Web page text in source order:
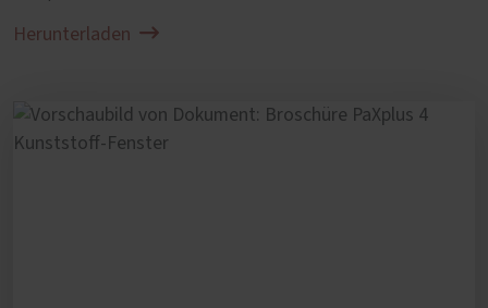
anvertrauen? Sprechen Sie uns an. Wir
Herunterladen